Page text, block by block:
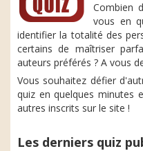
Combien
vous en
identifier la totalité des
certains de maîtriser
auteurs préférés ? A vous
Vous souhaitez défier
quiz en quelques minutes
autres inscrits sur le site !
Les derniers quiz